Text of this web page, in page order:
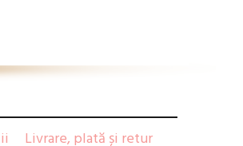
Livrare, plată și retur